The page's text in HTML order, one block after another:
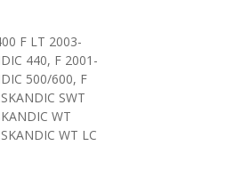
F LT 2003-
440, F 2001-
500/600, F
SWT
WT
WT LC